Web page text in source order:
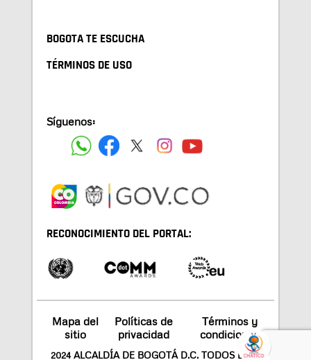
BOGOTA TE ESCUCHA
TÉRMINOS DE USO
Síguenos:
RECONOCIMIENTO DEL PORTAL:
Mapa del
sitio
Políticas de
privacidad
Términos y
condiciones
2024 ALCALDÍA DE BOGOTÁ D.C. TODOS LOS